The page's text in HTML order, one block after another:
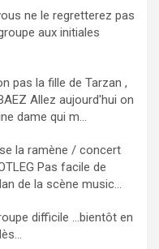
ne le regretterez pas
aux initiales
pas la fille de Tarzan ,
Allez aujourd'hui on
dame qui m...
se la ramène / concert
Pas facile de
de la scène music...
difficile ...bientôt en